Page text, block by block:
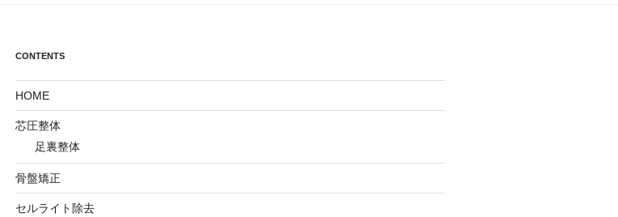
CONTENTS
HOME
芯圧整体
足裏整体
骨盤矯正
セルライト除去